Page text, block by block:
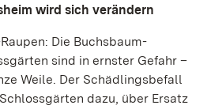
wird sich verändern
Die Buchsbaum-
sind in ernster Gefahr –
Weile. Der Schädlingsbefall
dazu, über Ersatz